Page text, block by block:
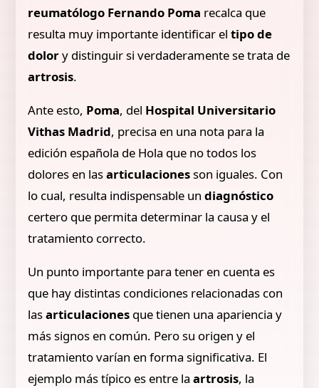
reumatólogo Fernando Poma recalca que
resulta muy importante identificar eltipo de
dolory distinguir si verdaderamente se trata de
artrosis.
Ante esto, Poma, del Hospital Universitario
Vithas Madrid, precisa en una nota para la
edición española de Hola que no todos los
dolores en lasarticulacionesson iguales. Con
lo cual, resulta indispensable undiagnóstico
certero que permita determinar la causa y el
tratamiento correcto.
Un punto importante para tener en cuenta es
que hay distintas condiciones relacionadas con
lasarticulaciones que tienen una apariencia y
más signos en común. Pero su origen y el
tratamiento varían en forma significativa. El
ejemplo más típico es entre la artrosis, la